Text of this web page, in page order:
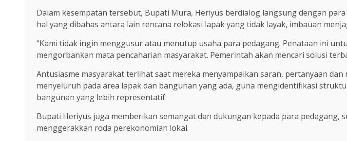
Dalam kesempatan tersebut, Bupati Mura, Heriyus berdialog langsung dengan
hal yang dibahas antara lain rencana relokasi lapak yang tidak layak, imbauan
“Kami tidak ingin menggusur atau menutup usaha para pedagang. Penataan ini
mengorbankan mata pencaharian masyarakat. Pemerintah akan mencari solusi
Antusiasme masyarakat terlihat saat mereka menyampaikan saran, pertanyaan
menyeluruh pada area lapak dan bangunan yang ada, guna mengidentifikasi
bangunan yang lebih representatif.
Bupati Heriyus juga memberikan semangat dan dukungan kepada para
menggerakkan roda perekonomian lokal.